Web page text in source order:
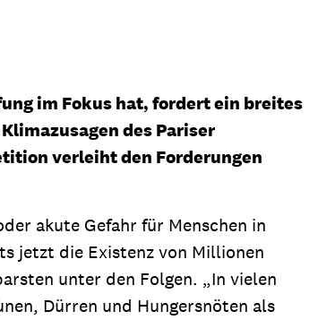
Fachpublikationen
Projektmaterial
im Fokus hat, fordert ein breites
des Pariser
verleiht den Forderungen
akute Gefahr für Menschen in
jetzt die Existenz von Millionen
unter den Folgen. „In vielen
Dürren und Hungersnöten als